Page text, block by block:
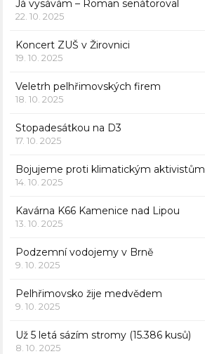
Já vysávám – Roman senátoroval
22. 10. 2025
Koncert ZUŠ v Žirovnici
19. 10. 2025
Veletrh pelhřimovských firem
18. 10. 2025
Stopadesátkou na D3
17. 10. 2025
Bojujeme proti klimatickým aktivistům
14. 10. 2025
Kavárna K66 Kamenice nad Lipou
13. 10. 2025
Podzemní vodojemy v Brně
9. 10. 2025
Pelhřimovsko žije medvědem
9. 10. 2025
Už 5 letá sázím stromy (15.386 kusů)
8. 10. 2025